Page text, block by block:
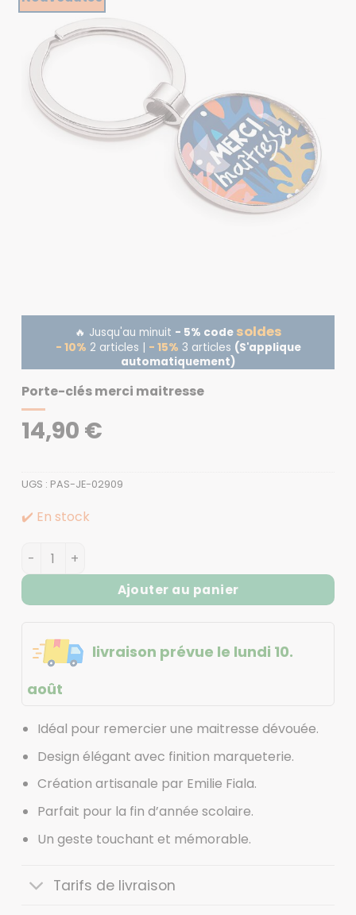
🔥 Jusqu'au minuit - 5% code soldes
- 10% 2 articles | - 15% 3 articles (S'applique
automatiquement)
Porte-clés merci maitresse
14,90 €
UGS : PAS-JE-02909
✔️ En stock
quantité de Porte-clés merci maitresse
Ajouter au panier
livraison prévue le lundi 10.
août
Idéal pour remercier une maitresse dévouée.
Design élégant avec finition marqueterie.
Création artisanale par Emilie Fiala.
Parfait pour la fin d’année scolaire.
Un geste touchant et mémorable.
Tarifs de livraison